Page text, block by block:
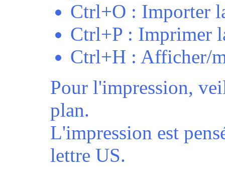
Ctrl+O : Importer
Ctrl+P : Imprimer
Ctrl+H : Afficher/
Pour l'impression,
plan.
L'impression est
lettre US.